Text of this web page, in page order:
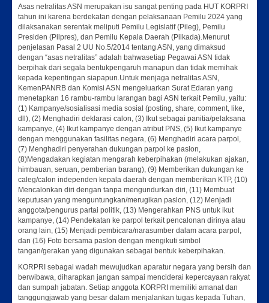
Asas netralitas ASN merupakan isu sangat penting pada HUT KORPRI
tahun ini karena berdekatan dengan pelaksanaan Pemilu 2024 yang
dilaksanakan serentak meliputi Pemilu Legislatif (Pileg), Pemilu
Presiden (Pilpres), dan Pemilu Kepala Daerah (Pilkada).Menurut
penjelasan Pasal 2 UU No.5/2014 tentang ASN, yang dimaksud
dengan “asas netralitas” adalah bahwasetiap Pegawai ASN tidak
berpihak dari segala bentukpengaruh manapun dan tidak memihak
kepada kepentingan siapapun.Untuk menjaga netralitas ASN,
KemenPANRB dan Komisi ASN mengeluarkan Surat Edaran yang
menetapkan 16 rambu-rambu larangan bagi ASN terkait Pemilu, yaitu:
(1) Kampanye/sosialisasi media sosial (posting, share, comment, like,
dll), (2) Menghadiri deklarasi calon, (3) Ikut sebagai panitia/pelaksana
kampanye, (4) Ikut kampanye dengan atribut PNS, (5) Ikut kampanye
dengan menggunakan fasilitas negara, (6) Menghadiri acara parpol,
(7) Menghadiri penyerahan dukungan parpol ke paslon,
(8)Mengadakan kegiatan mengarah keberpihakan (melakukan ajakan,
himbauan, seruan, pemberian barang), (9) Memberikan dukungan ke
caleg/calon independen kepala daerah dengan memberikan KTP, (10)
Mencalonkan diri dengan tanpa mengundurkan diri, (11) Membuat
keputusan yang menguntungkan/merugikan paslon, (12) Menjadi
anggota/pengurus partai politik, (13) Mengerahkan PNS untuk ikut
kampanye, (14) Pendekatan ke parpol terkait pencalonan dirinya atau
orang lain, (15) Menjadi pembicara/narasumber dalam acara parpol,
dan (16) Foto bersama paslon dengan mengikuti simbol
tangan/gerakan yang digunakan sebagai bentuk keberpihakan.
KORPRI sebagai wadah mewujudkan aparatur negara yang bersih dan
berwibawa, diharapkan jangan sampai menciderai kepercayaan rakyat
dan sumpah jabatan. Setiap anggota KORPRI memiliki amanat dan
tanggungjawab yang besar dalam menjalankan tugas kepada Tuhan,